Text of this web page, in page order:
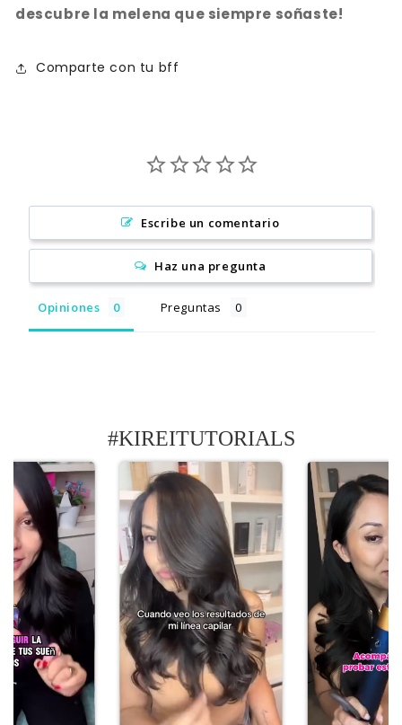
descubre la melena que siempre soñaste!
Comparte con tu bff
Escribe un comentario
Haz una pregunta
Opiniones Preguntas
#KIREITUTORIALS